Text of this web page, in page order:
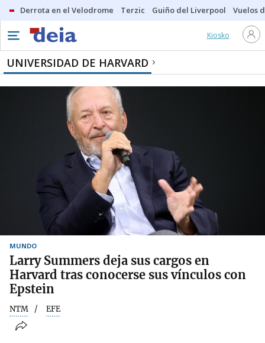
Derrota en el Velodrome Terzic Guiño del Liverpool Vuelos
Kiosko
UNIVERSIDAD DE HARVARD
MUNDO
Larry Summers deja sus cargos en
Harvard tras conocerse sus vínculos con
Epstein
NTM EFE